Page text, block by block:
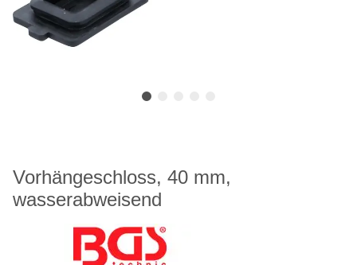
Vorhängeschloss, 40 mm,
wasserabweisend